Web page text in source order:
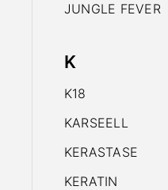
JUNGLE FEVER
K
K18
KARSEELL
KERASTASE
KERATIN